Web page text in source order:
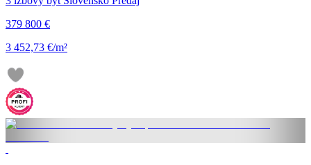
379 800 €
3 452,73 €/m²